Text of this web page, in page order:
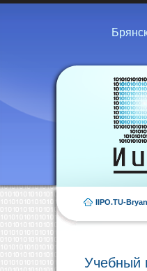
IIPO.TU-
Учебный